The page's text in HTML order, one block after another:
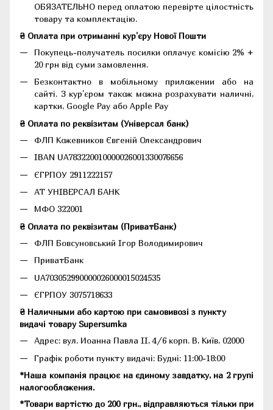
ОБЯЗАТЕЛЬНО перед оплатою перевірте цілостність
товару та комплектацію.
₴ Оплата при отриманні кур'єру Нової Пошти
Покупець-получатель посилки оплачує комісію 2% +
20 грн від суми замовлення.
Безконтактно в мобільному приложении або на
сайті. З кур'єром також можна розрахувати наличні,
картки, Google Pay або Apple Pay
₴ Оплата по реквізитам (Універсал банк)
ФЛП Кожевников Євгеній Олександрович
IBAN UA783220010000026001330076656
ЄГРПОУ 2911222157
АТ УНІВЕРСАЛ БАНК
МФО 322001
₴ Оплата по реквізитам (ПриватБанк)
ФЛП Бовсуновський Ігор Володимирович
ПриватБанк
UA703052990000026000015024535
ЄГРПОУ 3075718633
₴ Наличными або картою при самовивозі з пункту
видачі товару Supersumka
Адрес: вул. Иоанна Павла II, 4/6 корп. В, Київ, 02000
Графік роботи пункту видачі: Будні: 11:00-18:00
*Наша компанія працює на єдиному завдатку, на 2 групі
налогообложения.
*Товари вартістю до 200 грн., відправляються тільки при